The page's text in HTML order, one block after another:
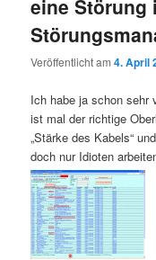
eine Störung
Veröffentlicht am4. April
Ich habe ja schon sehr
ist mal der richtige
„Stärke des Kabels“
doch nur Idioten